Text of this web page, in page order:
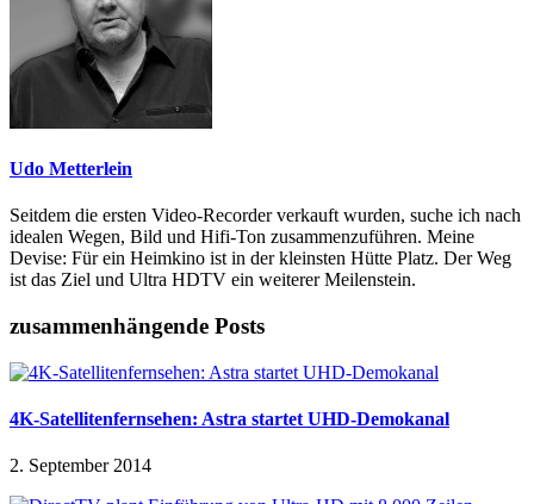
Udo Metterlein
Seitdem die ersten Video-Recorder verkauft wurden, suche ich nach
idealen Wegen, Bild und Hifi-Ton zusammenzuführen. Meine
Devise: Für ein Heimkino ist in der kleinsten Hütte Platz. Der Weg
ist das Ziel und Ultra HDTV ein weiterer Meilenstein.
zusammenhängende Posts
4K-Satellitenfernsehen: Astra startet UHD-Demokanal
2. September 2014